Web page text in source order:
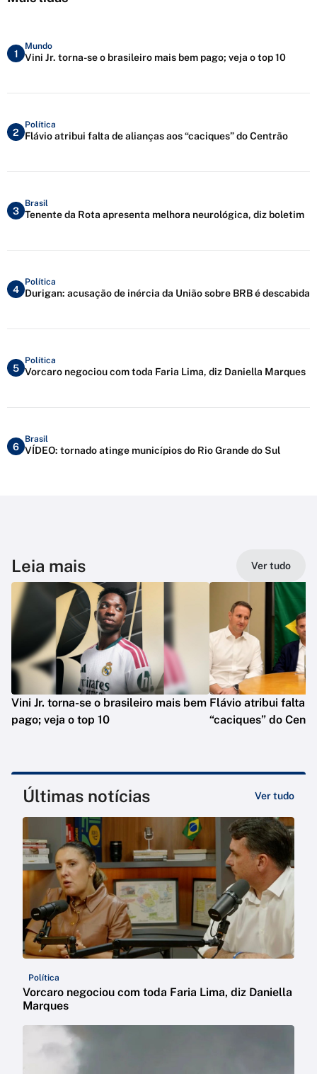
1
Mundo
Vini Jr. torna-se o brasileiro mais bem pago; veja o top 10
2
Política
Flávio atribui falta de alianças aos “caciques” do Centrão
3
Brasil
Tenente da Rota apresenta melhora neurológica, diz boletim
4
Política
Durigan: acusação de inércia da União sobre BRB é descabida
5
Política
Vorcaro negociou com toda Faria Lima, diz Daniella Marques
6
Brasil
VÍDEO: tornado atinge municípios do Rio Grande do Sul
Leia mais Ver tudo
Vini Jr. torna-se o brasileiro mais bem
pago; veja o top 10
Flávio atribui falta
“caciques” do
Últimas notícias Ver tudo
Política
Vorcaro negociou com toda Faria Lima, diz Daniella
Marques